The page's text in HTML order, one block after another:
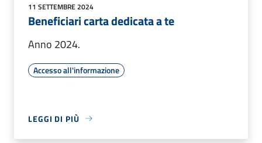
11 SETTEMBRE 2024
Beneficiari carta dedicata a te
Anno 2024.
Accesso all'informazione
LEGGI DI PIÙ